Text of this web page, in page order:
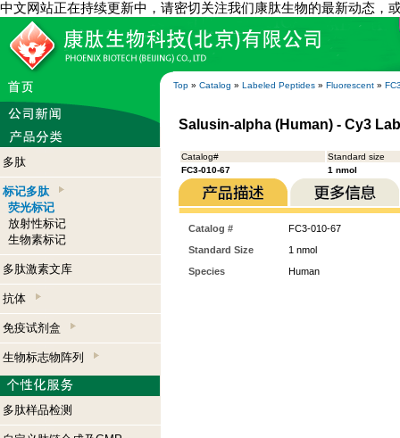
中文网站正在持续更新中，请密切关注我们康肽生物的最新动态，
Top » Catalog » Labeled Peptides » Fluorescent »
多肽
标记多肽
荧光标记
放射性标记
生物素标记
多肽激素文库
抗体
免疫试剂盒
生物标志物阵列
多肽样品检测
Salusin-alpha (Human) - Cy3
Catalog#
Standard size
FC3-010-67
1 nmol
Catalog #
FC3-010-67
Standard Size
1 nmol
Species
Human